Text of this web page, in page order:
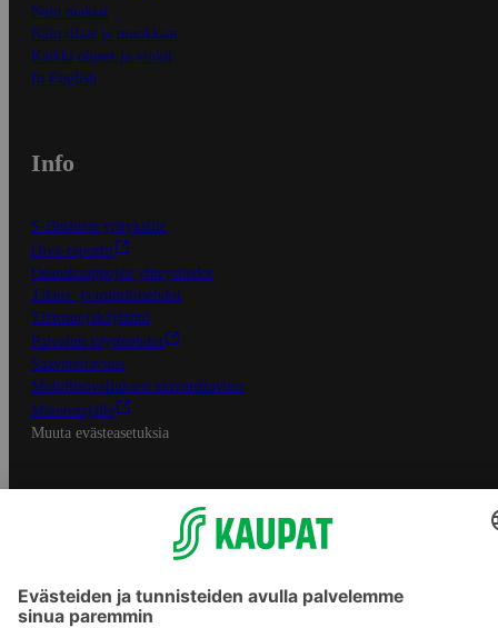
Näin maksat
Näin tilaat ja muokkaat
Kaikki ohjeet ja vinkit
In English
Info
S-Business yrityksille
Oiva-raportit
Osuuskauppojen yhteystiedot
Tilaus- ja toimitusehdot
Tietosuojakäytäntö
Palvelun käyttöehdot
Saavutettavuus
Mobiilisovelluksen saavutettavuus
Mainostajalle
Muuta evästeasetuksia
S-ryhmän palvelut
Asiakasomistajuus